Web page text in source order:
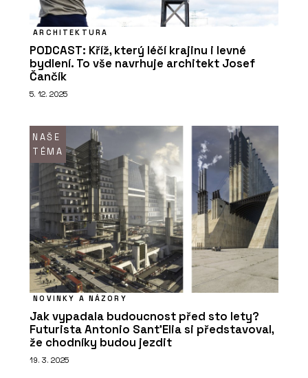
ARCHITEKTURA
PODCAST: Kříž, který léčí krajinu i levné
bydlení. To vše navrhuje architekt Josef
Čančík
5. 12. 2025
NAŠE
TÉMA
NOVINKY A NÁZORY
Jak vypadala budoucnost před sto lety?
Futurista Antonio Sant’Elia si představoval,
že chodníky budou jezdit
19. 3. 2025